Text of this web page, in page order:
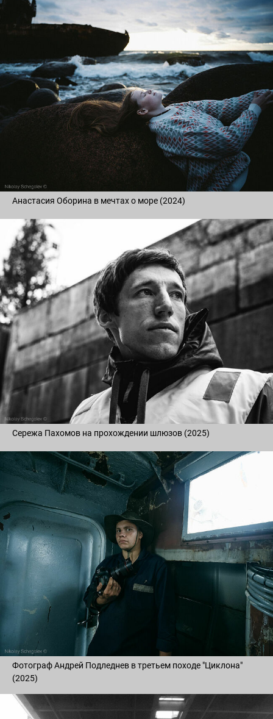
Анастасия Оборина в мечтах о море (2024)
Сережа Пахомов на прохождении шлюзов (2025)
Фотограф Андрей Подледнев в третьем походе "Циклона"
(2025)